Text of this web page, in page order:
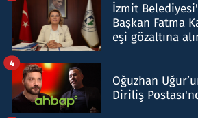
İzmit
Başkan Fatma
eşi gözaltına
Oğuzhan
Diriliş
4